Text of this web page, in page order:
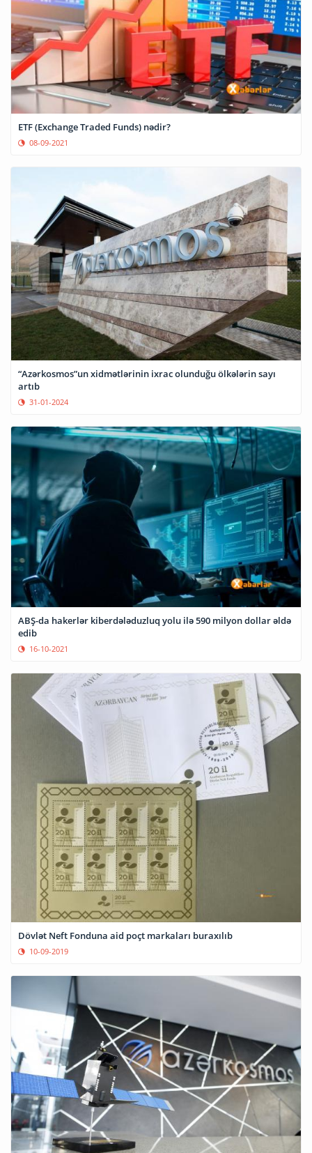
ETF (Exchange Traded Funds) nədir?
08-09-2021
“Azərkosmos”un xidmətlərinin ixrac olunduğu ölkələrin sayı
artıb
31-01-2024
ABŞ-da hakerlər kiberdələduzluq yolu ilə 590 milyon dollar əldə
edib
16-10-2021
Dövlət Neft Fonduna aid poçt markaları buraxılıb
10-09-2019